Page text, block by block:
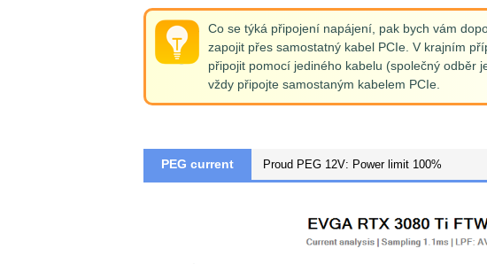
Co se týká připojení napájení, pak bych vám
zapojit přes samostatný kabel PCIe. V krajním
připojit pomocí jediného kabelu (společný odběr
vždy připojte samostaným kabelem PCIe.
PEG current